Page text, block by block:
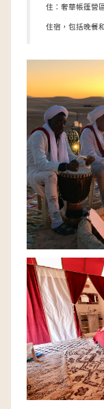
住：奢華帳篷營
住宿，包括晚餐